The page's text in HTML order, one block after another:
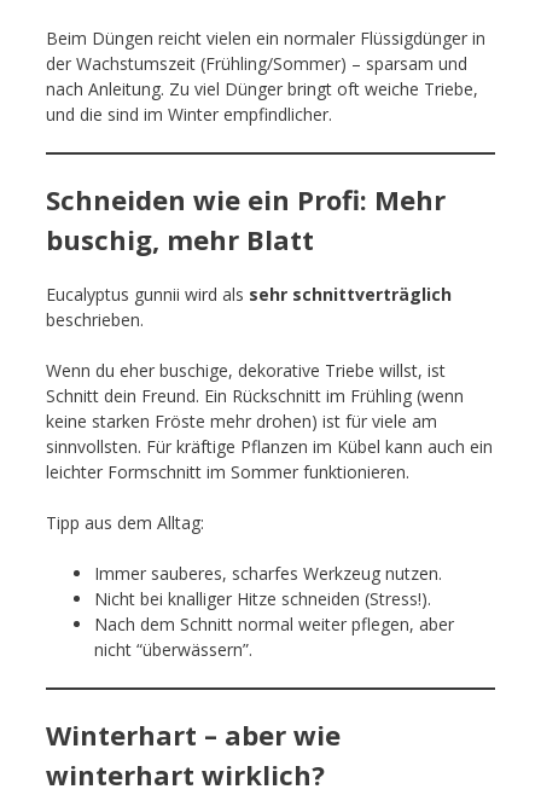
Beim Düngen reicht vielen ein normaler Flüssigdünger in
der Wachstumszeit (Frühling/Sommer) – sparsam und
nach Anleitung. Zu viel Dünger bringt oft weiche Triebe,
und die sind im Winter empfindlicher.
Schneiden wie ein Profi: Mehr
buschig, mehr Blatt
Eucalyptus gunnii wird als sehr schnittverträglich
beschrieben.
Wenn du eher buschige, dekorative Triebe willst, ist
Schnitt dein Freund. Ein Rückschnitt im Frühling (wenn
keine starken Fröste mehr drohen) ist für viele am
sinnvollsten. Für kräftige Pflanzen im Kübel kann auch ein
leichter Formschnitt im Sommer funktionieren.
Tipp aus dem Alltag:
Immer sauberes, scharfes Werkzeug nutzen.
Nicht bei knalliger Hitze schneiden (Stress!).
Nach dem Schnitt normal weiter pflegen, aber
nicht “überwässern”.
Winterhart – aber wie
winterhart wirklich?